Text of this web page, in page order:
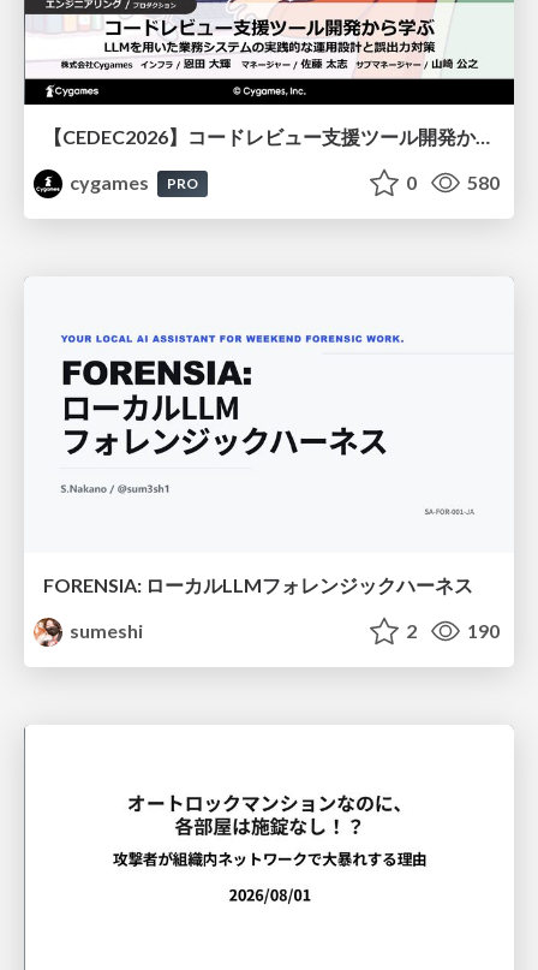
【CEDEC2026】コードレビュー支援ツール開発から学ぶ：LLMを用いた業務システムの実践的な運用設計と誤出力対策
cygames
PRO 0 580
FORENSIA: ローカルLLMフォレンジックハーネス
sumeshi
2 190